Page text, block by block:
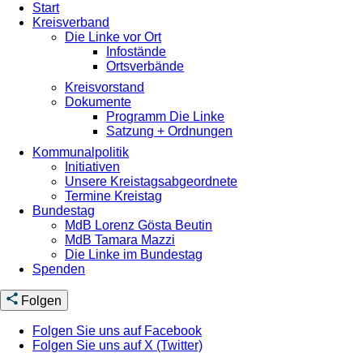
Start
Kreisverband
Die Linke vor Ort
Infostände
Ortsverbände
Kreisvorstand
Dokumente
Programm Die Linke
Satzung + Ordnungen
Kommunalpolitik
Initiativen
Unsere Kreistagsabgeordnete
Termine Kreistag
Bundestag
MdB Lorenz Gösta Beutin
MdB Tamara Mazzi
Die Linke im Bundestag
Spenden
Folgen
Folgen Sie uns auf Facebook
Folgen Sie uns auf X (Twitter)